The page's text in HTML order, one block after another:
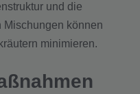
und die
können
minimieren.